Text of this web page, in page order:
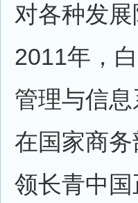
对各种发
2011年，
管理与信
在国家商
领长青中